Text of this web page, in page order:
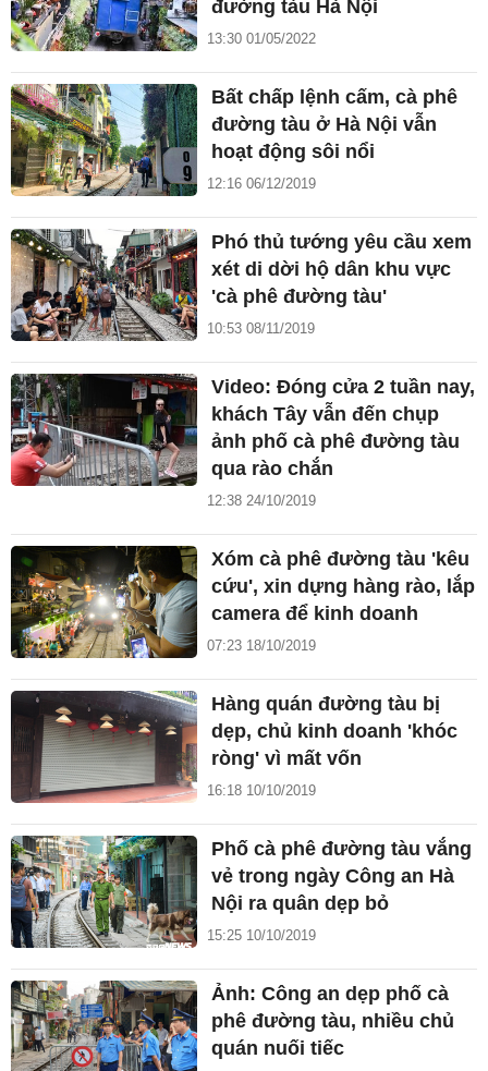
đường tàu Hà Nội
13:30 01/05/2022
Bất chấp lệnh cấm, cà phê
đường tàu ở Hà Nội vẫn
hoạt động sôi nổi
12:16 06/12/2019
Phó thủ tướng yêu cầu xem
xét di dời hộ dân khu vực
'cà phê đường tàu'
10:53 08/11/2019
Video: Đóng cửa 2 tuần nay,
khách Tây vẫn đến chụp
ảnh phố cà phê đường tàu
qua rào chắn
12:38 24/10/2019
Xóm cà phê đường tàu 'kêu
cứu', xin dựng hàng rào, lắp
camera để kinh doanh
07:23 18/10/2019
Hàng quán đường tàu bị
dẹp, chủ kinh doanh 'khóc
ròng' vì mất vốn
16:18 10/10/2019
Phố cà phê đường tàu vắng
vẻ trong ngày Công an Hà
Nội ra quân dẹp bỏ
15:25 10/10/2019
Ảnh: Công an dẹp phố cà
phê đường tàu, nhiều chủ
quán nuối tiếc